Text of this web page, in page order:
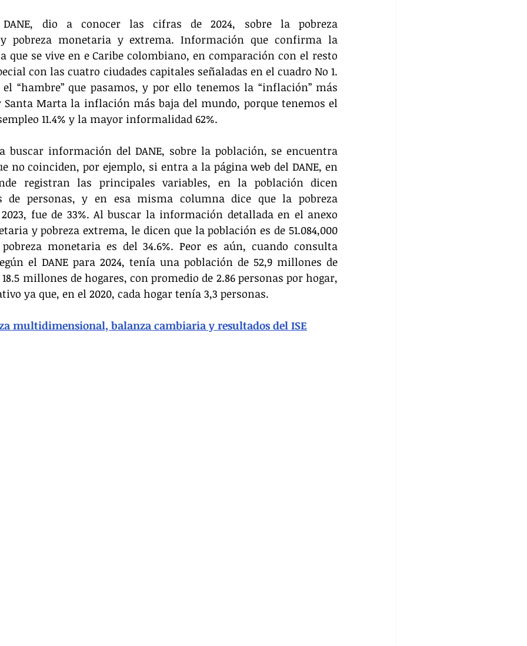
DANE, dio a conocer las cifras de 2024, sobre la pobreza
pobreza monetaria y extrema. Información que confirma la
que se vive en e Caribe colombiano, en comparación con el resto
con las cuatro ciudades capitales señaladas en el cuadro No 1.
el “hambre” que pasamos, y por ello tenemos la “inflación” más
Santa Marta la inflación más baja del mundo, porque tenemos el
11.4% y la mayor informalidad 62%.
buscar información del DANE, sobre la población, se encuentra
no coinciden, por ejemplo, si entra a la página web del DANE, en
registran las principales variables, en la población dicen
de personas, y en esa misma columna dice que la pobreza
fue de 33%. Al buscar la información detallada en el anexo
y pobreza extrema, le dicen que la población es de 51.084,000
monetaria es del 34.6%. Peor es aún, cuando consulta
el DANE para 2024, tenía una población de 52,9 millones de
millones de hogares, con promedio de 2.86 personas por hogar,
ya que, en el 2020, cada hogar tenía 3,3 personas.
multidimensional, balanza cambiaria y resultados del ISE